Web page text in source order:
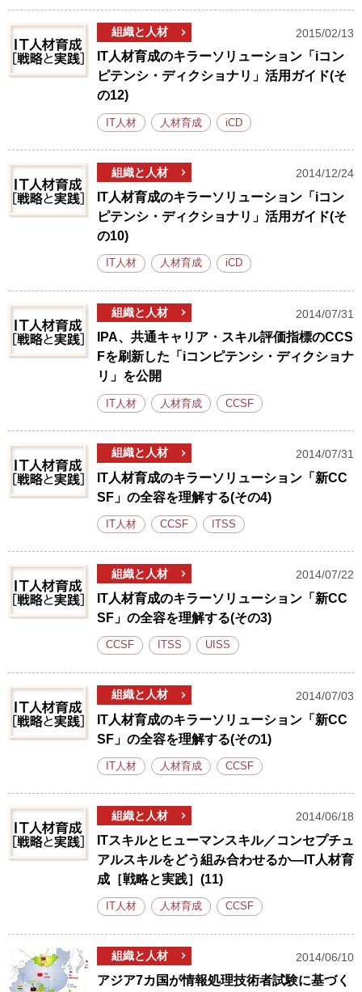
組織と人材 2015/02/13
IT人材育成のキラーソリューション「iコン
ピテンシ・ディクショナリ」活用ガイド(そ
の12)
IT人材 人材育成 iCD
組織と人材 2014/12/24
IT人材育成のキラーソリューション「iコン
ピテンシ・ディクショナリ」活用ガイド(そ
の10)
IT人材 人材育成 iCD
組織と人材 2014/07/31
IPA、共通キャリア・スキル評価指標のCCS
Fを刷新した「iコンピテンシ・ディクショナ
リ」を公開
IT人材 人材育成 CCSF
組織と人材 2014/07/31
IT人材育成のキラーソリューション「新CC
SF」の全容を理解する(その4)
IT人材 CCSF ITSS
組織と人材 2014/07/22
IT人材育成のキラーソリューション「新CC
SF」の全容を理解する(その3)
CCSF ITSS UISS
組織と人材 2014/07/03
IT人材育成のキラーソリューション「新CC
SF」の全容を理解する(その1)
IT人材 人材育成 CCSF
組織と人材 2014/06/18
ITスキルとヒューマンスキル／コンセプチュ
アルスキルをどう組み合わせるか―IT人材育
成［戦略と実践］(11)
IT人材 人材育成 CCSF
組織と人材 2014/06/10
アジア7カ国が情報処理技術者試験に基づく